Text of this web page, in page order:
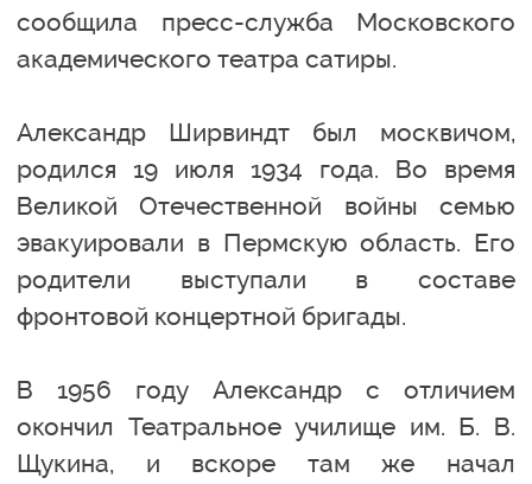
сообщила пресс-служба Московского
академического театра сатиры.
Александр Ширвиндт был москвичом,
родился 19 июля 1934 года. Во время
Великой Отечественной войны семью
эвакуировали в Пермскую область. Его
родители выступали в составе
фронтовой концертной бригады.
В 1956 году Александр с отличием
окончил Театральное училище им. Б. В.
Щукина, и вскоре там же начал